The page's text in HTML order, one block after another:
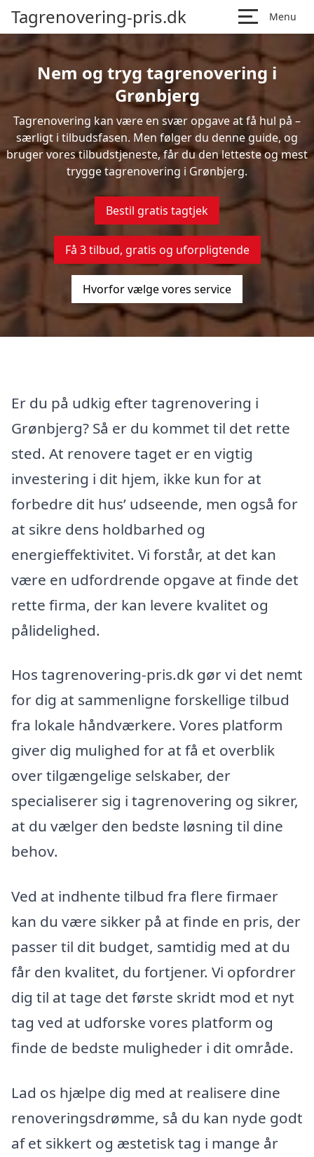
Tagrenovering-pris.dk Menu
Nem og tryg tagrenovering i
Grønbjerg
Tagrenovering kan være en svær opgave at få hul på –
særligt i tilbudsfasen. Men følger du denne guide, og
bruger vores tilbudstjeneste, får du den letteste og mest
trygge tagrenovering i Grønbjerg.
Bestil gratis tagtjek
Få 3 tilbud, gratis og uforpligtende
Hvorfor vælge vores service
Er du på udkig efter tagrenovering i
Grønbjerg? Så er du kommet til det rette
sted. At renovere taget er en vigtig
investering i dit hjem, ikke kun for at
forbedre dit hus’ udseende, men også for
at sikre dens holdbarhed og
energieffektivitet. Vi forstår, at det kan
være en udfordrende opgave at finde det
rette firma, der kan levere kvalitet og
pålidelighed.
Hos tagrenovering-pris.dk gør vi det nemt
for dig at sammenligne forskellige tilbud
fra lokale håndværkere. Vores platform
giver dig mulighed for at få et overblik
over tilgængelige selskaber, der
specialiserer sig i tagrenovering og sikrer,
at du vælger den bedste løsning til dine
behov.
Ved at indhente tilbud fra flere firmaer
kan du være sikker på at finde en pris, der
passer til dit budget, samtidig med at du
får den kvalitet, du fortjener. Vi opfordrer
dig til at tage det første skridt mod et nyt
tag ved at udforske vores platform og
finde de bedste muligheder i dit område.
Lad os hjælpe dig med at realisere dine
renoveringsdrømme, så du kan nyde godt
af et sikkert og æstetisk tag i mange år